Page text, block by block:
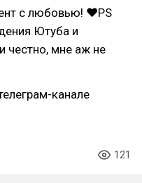
с любовью! ❤PS
Ютуба и
честно, мне аж не
канале
121